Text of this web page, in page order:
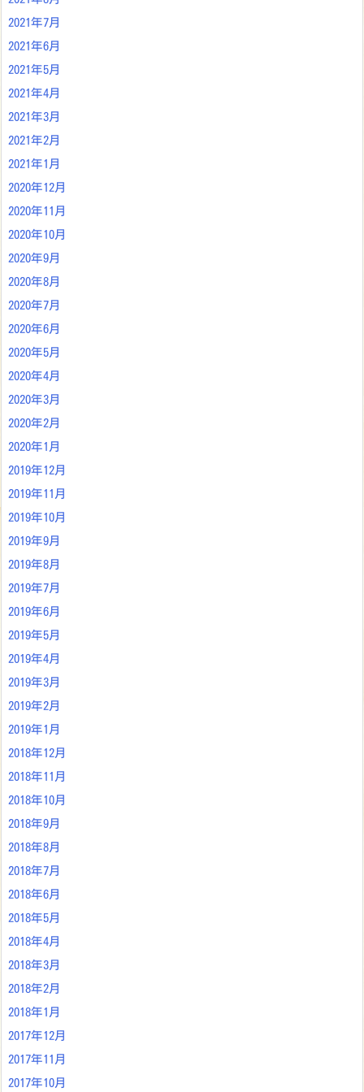
2021年7月
2021年6月
2021年5月
2021年4月
2021年3月
2021年2月
2021年1月
2020年12月
2020年11月
2020年10月
2020年9月
2020年8月
2020年7月
2020年6月
2020年5月
2020年4月
2020年3月
2020年2月
2020年1月
2019年12月
2019年11月
2019年10月
2019年9月
2019年8月
2019年7月
2019年6月
2019年5月
2019年4月
2019年3月
2019年2月
2019年1月
2018年12月
2018年11月
2018年10月
2018年9月
2018年8月
2018年7月
2018年6月
2018年5月
2018年4月
2018年3月
2018年2月
2018年1月
2017年12月
2017年11月
2017年10月